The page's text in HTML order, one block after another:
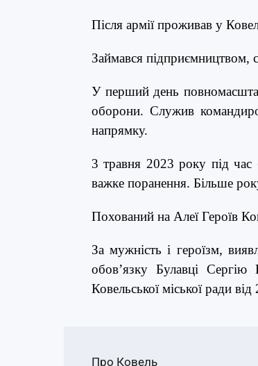
Після армії проживав у
Займався підприємництвом,
У перший день
оборони. Служив
напрямку.
3 травня 2023 року під час
важке поранення. Більше
Похований на Алеї Героїв
За мужність і героїзм,
обов’язку Булавці
Ковельської міської ради
Про Ковель